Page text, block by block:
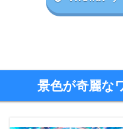
景色が奇麗な